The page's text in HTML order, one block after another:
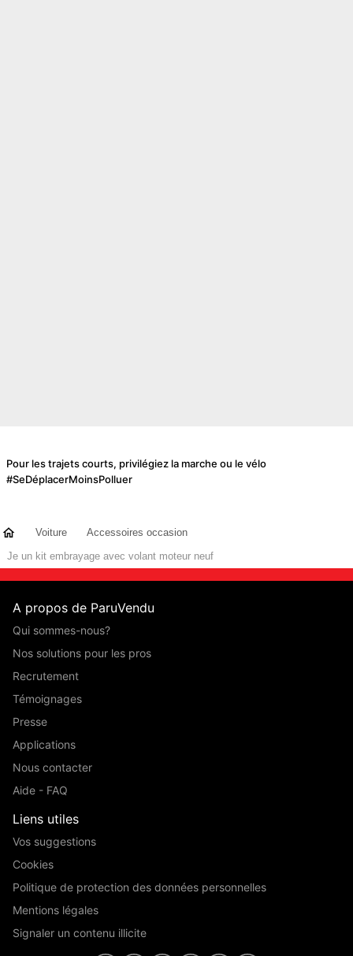
Pour les trajets courts, privilégiez la marche ou le vélo
#SeDéplacerMoinsPolluer
Voiture
Accessoires occasion
Je un kit embrayage avec volant moteur neuf
A propos de ParuVendu
Qui sommes-nous?
Nos solutions pour les pros
Recrutement
Témoignages
Presse
Applications
Nous contacter
Aide - FAQ
Liens utiles
Vos suggestions
Cookies
Politique de protection des données personnelles
Mentions légales
Signaler un contenu illicite